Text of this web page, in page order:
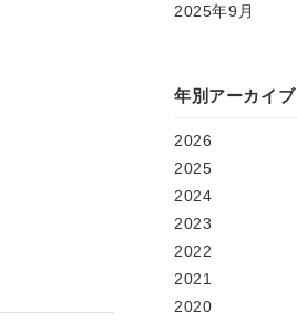
2025年9月
年別アーカイブ
2026
2025
2024
2023
2022
2021
2020